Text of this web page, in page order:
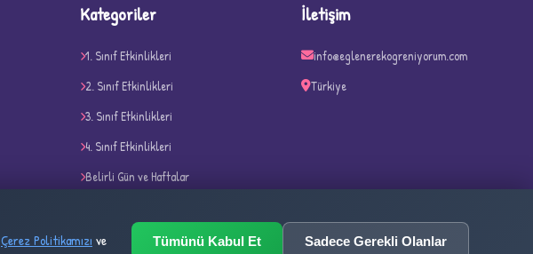
Kategoriler
1. Sınıf Etkinlikleri
2. Sınıf Etkinlikleri
3. Sınıf Etkinlikleri
4. Sınıf Etkinlikleri
Belirli Gün ve Haftalar
İletişim
info@eglenerekogreniyorum.com
Türkiye
Çerez Politikamızı ve
Tümünü Kabul Et Sadece Gerekli Olanlar